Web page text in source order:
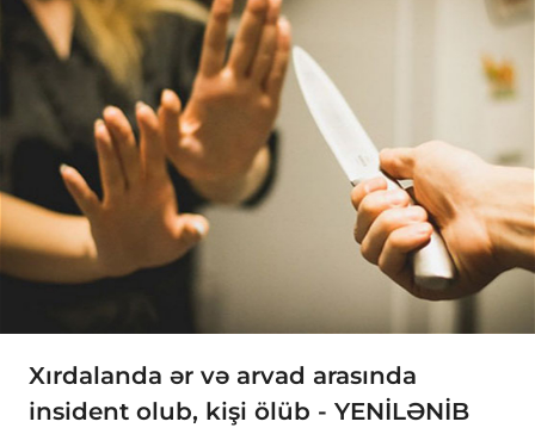
Xırdalanda ər və arvad arasında
insident olub, kişi ölüb - YENİLƏNİB